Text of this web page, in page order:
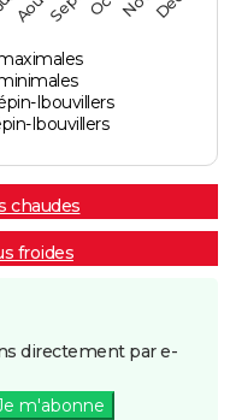
Ibouvillers
Ibouvillers
chaudes
froides
directement par e-
m'abonne